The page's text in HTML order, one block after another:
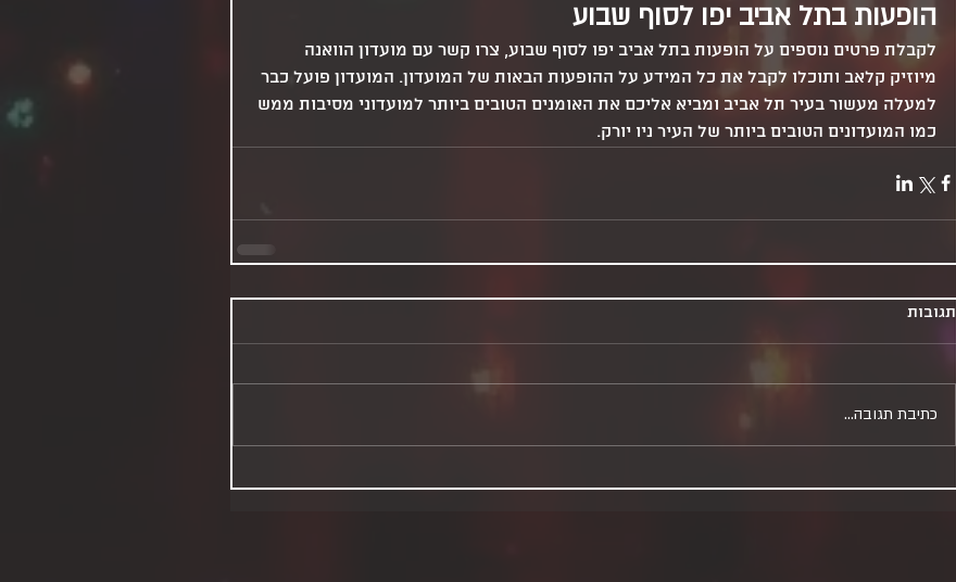
הופעות בתל אביב יפו לסוף שבוע
לקבלת פרטים נוספים על הופעות בתל אביב יפו לסוף שבוע, צרו קשר עם מועדון הוואנה
מיוזיק קלאב ותוכלו לקבל את כל המידע על ההופעות הבאות של המועדון. המועדון פועל כבר
למעלה מעשור בעיר תל אביב ומביא אליכם את האומנים הטובים ביותר למועדוני מסיבות ממש
כמו המועדונים הטובים ביותר של העיר ניו יורק.
תגובות
כתיבת תגובה...